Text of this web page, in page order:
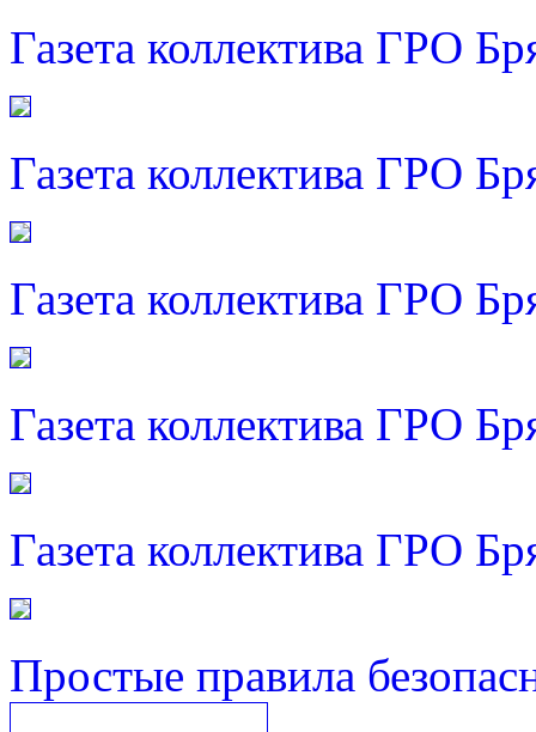
Газета коллектива ГРО
Газета коллектива ГРО
Газета коллектива ГРО
Газета коллектива ГРО
Газета коллектива ГРО
Простые правила